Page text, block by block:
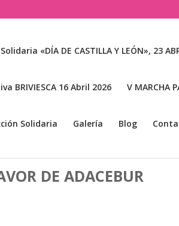
«DÍA DE CASTILLA Y LEÓN», 23
BRIVIESCA 16 Abril 2026 V MARCHA
Solidaria Galería Blog
DE ADACEBUR